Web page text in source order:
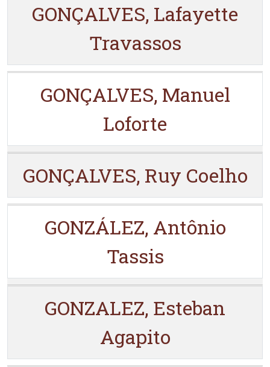
GONÇALVES, Lafayette
Travassos
GONÇALVES, Manuel
Loforte
GONÇALVES, Ruy Coelho
GONZÁLEZ, Antônio
Tassis
GONZALEZ, Esteban
Agapito